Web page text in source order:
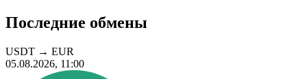
Последние обмены
USDT → EUR
05.08.2026, 11:00